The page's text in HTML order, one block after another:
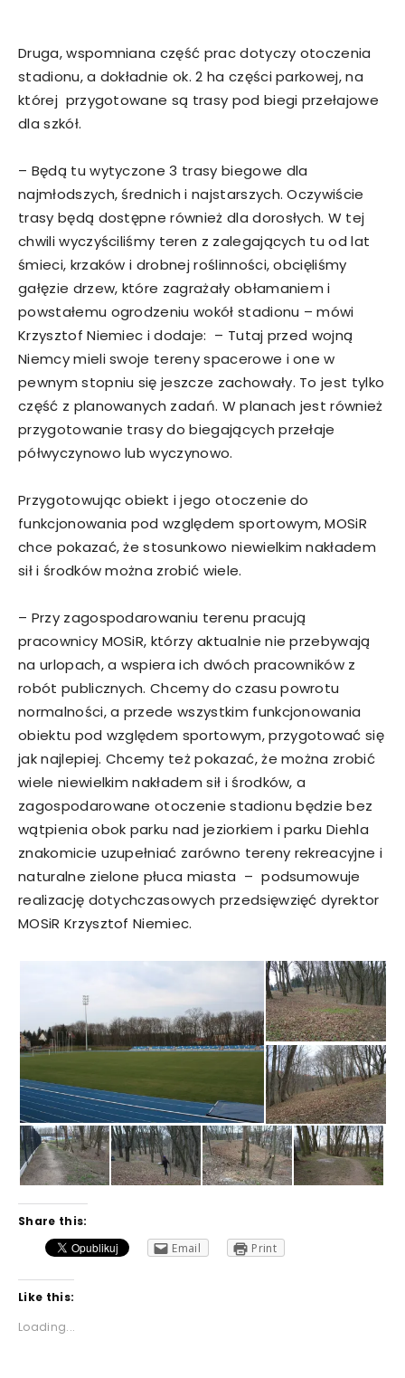
Druga, wspomniana część prac dotyczy otoczenia
stadionu, a dokładnie ok. 2 ha części parkowej, na
której przygotowane są trasy pod biegi przełajowe
dla szkół.
– Będą tu wytyczone 3 trasy biegowe dla
najmłodszych, średnich i najstarszych. Oczywiście
trasy będą dostępne również dla dorosłych. W tej
chwili wyczyściliśmy teren z zalegających tu od lat
śmieci, krzaków i drobnej roślinności, obcięliśmy
gałęzie drzew, które zagrażały obłamaniem i
powstałemu ogrodzeniu wokół stadionu – mówi
Krzysztof Niemiec i dodaje: – Tutaj przed wojną
Niemcy mieli swoje tereny spacerowe i one w
pewnym stopniu się jeszcze zachowały. To jest tylko
część z planowanych zadań. W planach jest również
przygotowanie trasy do biegających przełaje
półwyczynowo lub wyczynowo.
Przygotowując obiekt i jego otoczenie do
funkcjonowania pod względem sportowym, MOSiR
chce pokazać, że stosunkowo niewielkim nakładem
sił i środków można zrobić wiele.
– Przy zagospodarowaniu terenu pracują
pracownicy MOSiR, którzy aktualnie nie przebywają
na urlopach, a wspiera ich dwóch pracowników z
robót publicznych. Chcemy do czasu powrotu
normalności, a przede wszystkim funkcjonowania
obiektu pod względem sportowym, przygotować się
jak najlepiej. Chcemy też pokazać, że można zrobić
wiele niewielkim nakładem sił i środków, a
zagospodarowane otoczenie stadionu będzie bez
wątpienia obok parku nad jeziorkiem i parku Diehla
znakomicie uzupełniać zarówno tereny rekreacyjne i
naturalne zielone płuca miasta – podsumowuje
realizację dotychczasowych przedsięwzięć dyrektor
MOSiR Krzysztof Niemiec.
Share this:
Email
Print
Like this:
Loading...